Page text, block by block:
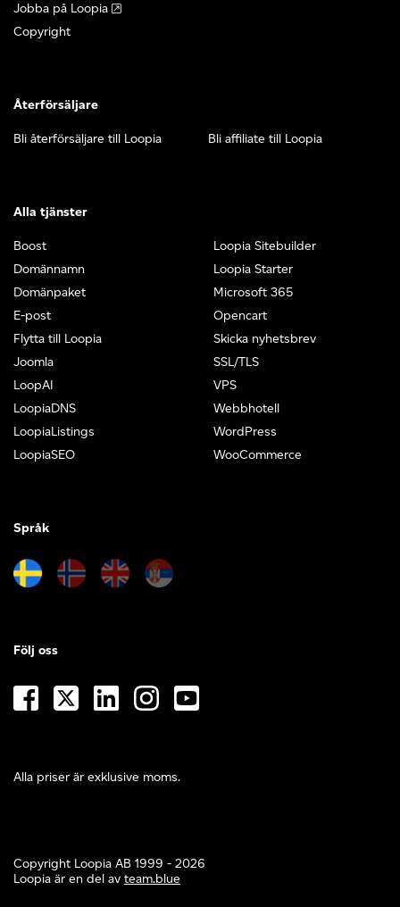
Jobba på Loopia
Copyright
Återförsäljare
Bli återförsäljare till Loopia Bli affiliate till Loopia
Alla tjänster
Boost
Domännamn
Domänpaket
E-post
Flytta till Loopia
Joomla
LoopAI
LoopiaDNS
LoopiaListings
LoopiaSEO
Loopia Sitebuilder
Loopia Starter
Microsoft 365
Opencart
Skicka nyhetsbrev
SSL/TLS
VPS
Webbhotell
WordPress
WooCommerce
Språk
Alla priser är exklusive moms.
Följ oss
Copyright Loopia AB 1999 - 2026
Loopia är en del av team.blue